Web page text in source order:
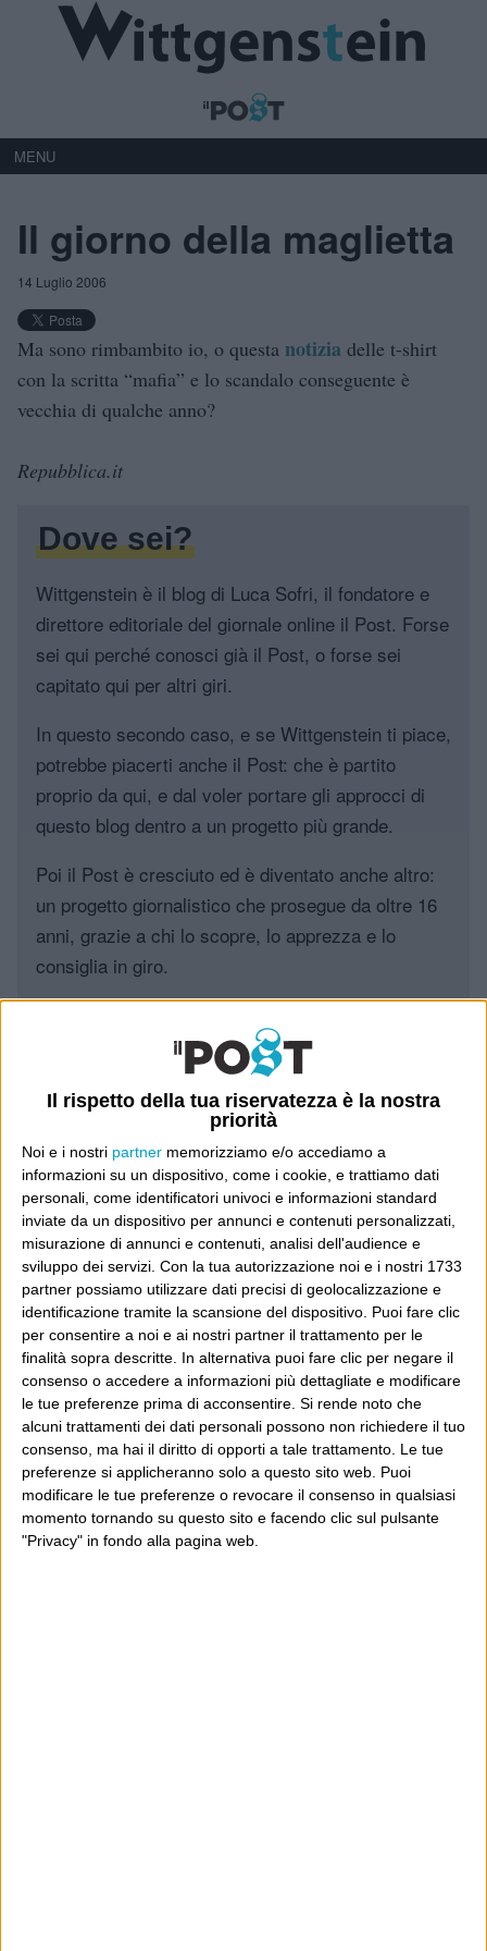
Il rispetto della tua riservatezza è la nostra
priorità
Noi e i nostri partner memorizziamo e/o accediamo a
informazioni su un dispositivo, come i cookie, e trattiamo dati
personali, come identificatori univoci e informazioni standard
inviate da un dispositivo per annunci e contenuti personalizzati,
misurazione di annunci e contenuti, analisi dell'audience e
sviluppo dei servizi. Con la tua autorizzazione noi e i nostri 1733
partner possiamo utilizzare dati precisi di geolocalizzazione e
identificazione tramite la scansione del dispositivo. Puoi fare clic
per consentire a noi e ai nostri partner il trattamento per le
finalità sopra descritte. In alternativa puoi fare clic per negare il
consenso o accedere a informazioni più dettagliate e modificare
le tue preferenze prima di acconsentire. Si rende noto che
alcuni trattamenti dei dati personali possono non richiedere il tuo
consenso, ma hai il diritto di opporti a tale trattamento. Le tue
preferenze si applicheranno solo a questo sito web. Puoi
modificare le tue preferenze o revocare il consenso in qualsiasi
momento tornando su questo sito e facendo clic sul pulsante
"Privacy" in fondo alla pagina web.
MENU
Il giorno della maglietta
14 Luglio 2006
Ma sono rimbambito io, o questa notizia delle t-shirt
con la scritta “mafia” e lo scandalo conseguente è
vecchia di qualche anno?
Repubblica.it
Dove sei?
Wittgenstein è il blog di Luca Sofri, il fondatore e
direttore editoriale del giornale online il Post. Forse
sei qui perché conosci già il Post, o forse sei
capitato qui per altri giri.
In questo secondo caso, e se Wittgenstein ti piace,
potrebbe piacerti anche il Post: che è partito
proprio da qui, e dal voler portare gli approcci di
questo blog dentro a un progetto più grande.
Poi il Post è cresciuto ed è diventato anche altro:
un progetto giornalistico che prosegue da oltre 16
anni, grazie a chi lo scopre, lo apprezza e lo
consiglia in giro.
Luca Sofri Wittgenstein
POST PRECEDENTE
David Grossman
POST SUCCESSIVO
Vediamo di capire
E per i regali di Natale